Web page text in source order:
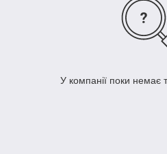
У компанії поки немає